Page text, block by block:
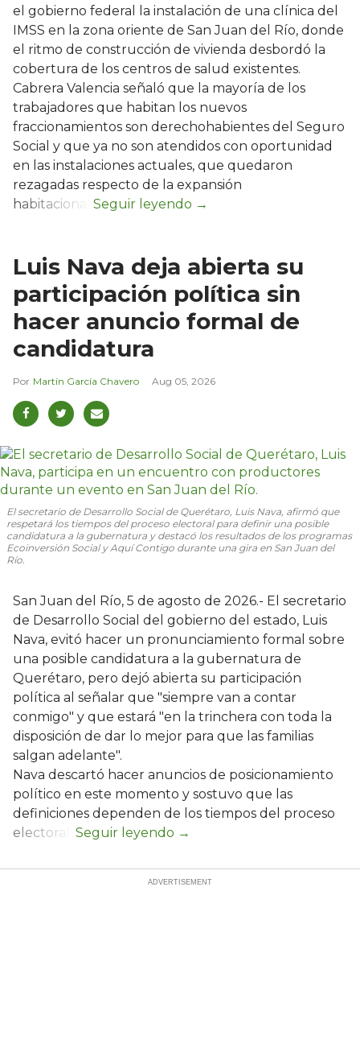
el gobierno federal la instalación de una clínica del
IMSS en la zona oriente de San Juan del Río, donde
el ritmo de construcción de vivienda desbordó la
cobertura de los centros de salud existentes.
Cabrera Valencia señaló que la mayoría de los
trabajadores que habitan los nuevos
fraccionamientos son derechohabientes del Seguro
Social y que ya no son atendidos con oportunidad
en las instalaciones actuales, que quedaron
rezagadas respecto de la expansión
habitacional.
Luis Nava deja abierta su
participación política sin
hacer anuncio formal de
candidatura
Martín García Chavero Aug 05, 2026
El secretario de Desarrollo Social de Querétaro, Luis Nava, afirmó que
respetará los tiempos del proceso electoral para definir una posible
candidatura a la gubernatura y destacó los resultados de los programas
Ecoinversión Social y Aquí Contigo durante una gira en San Juan del
Río.
San Juan del Río, 5 de agosto de 2026.- El secretario
de Desarrollo Social del gobierno del estado, Luis
Nava, evitó hacer un pronunciamiento formal sobre
una posible candidatura a la gubernatura de
Querétaro, pero dejó abierta su participación
política al señalar que "siempre van a contar
conmigo" y que estará "en la trinchera con toda la
disposición de dar lo mejor para que las familias
salgan adelante".
Nava descartó hacer anuncios de posicionamiento
político en este momento y sostuvo que las
definiciones dependen de los tiempos del proceso
electoral.